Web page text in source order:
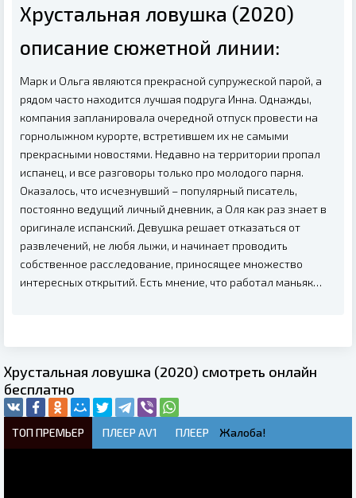
Хрустальная ловушка (2020)
описание сюжетной линии:
Марк и Ольга являются прекрасной супружеской парой, а
рядом часто находится лучшая подруга Инна. Однажды,
компания запланировала очередной отпуск провести на
горнолыжном курорте, встретившем их не самыми
прекрасными новостями. Недавно на территории пропал
испанец, и все разговоры только про молодого парня.
Оказалось, что исчезнувший – популярный писатель,
постоянно ведущий личный дневник, а Оля как раз знает в
оригинале испанский. Девушка решает отказаться от
развлечений, не любя лыжи, и начинает проводить
собственное расследование, приносящее множество
интересных открытий. Есть мнение, что работал маньяк…
Хрустальная ловушка (2020) смотреть онлайн
бесплатно
ТОП ПРЕМЬЕР ПЛЕЕР AV1 ПЛЕЕР Жалоба!